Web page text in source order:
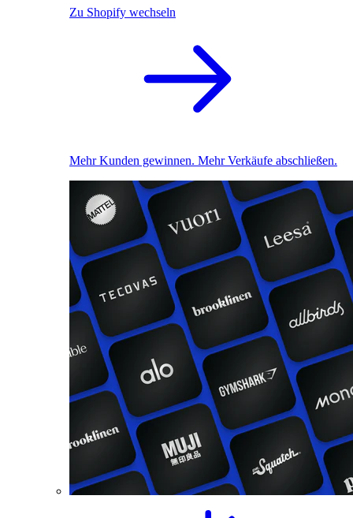
Zu Shopify wechseln
Mehr Kunden gewinnen. Mehr Verkäufe abschließen.